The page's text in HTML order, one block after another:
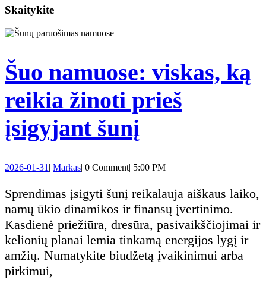
įrašų
Skaitykite
Šuo namuose: viskas, ką
reikia žinoti prieš
įsigyjant šunįŠuo
viskas,
ką
reikia
žinoti
2026-01-31 2026-
| MarkasMarkas
| 0 Comment| 5:00 PM
Sprendimas įsigyti šunį reikalauja aiškaus laiko,
namų ūkio dinamikos ir finansų įvertinimo.
Kasdienė priežiūra, dresūra, pasivaikščiojimai ir
kelionių planai lemia tinkamą energijos lygį ir
amžių. Numatykite biudžetą įvaikinimui arba
pirkimui,